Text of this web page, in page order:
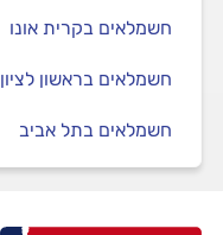
חשמלאים בקרית אונו
חשמלאים בראשון לציון
חשמלאים בתל אביב